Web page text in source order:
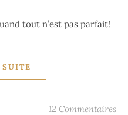
tout n’est pas parfait!
12 Commentaires